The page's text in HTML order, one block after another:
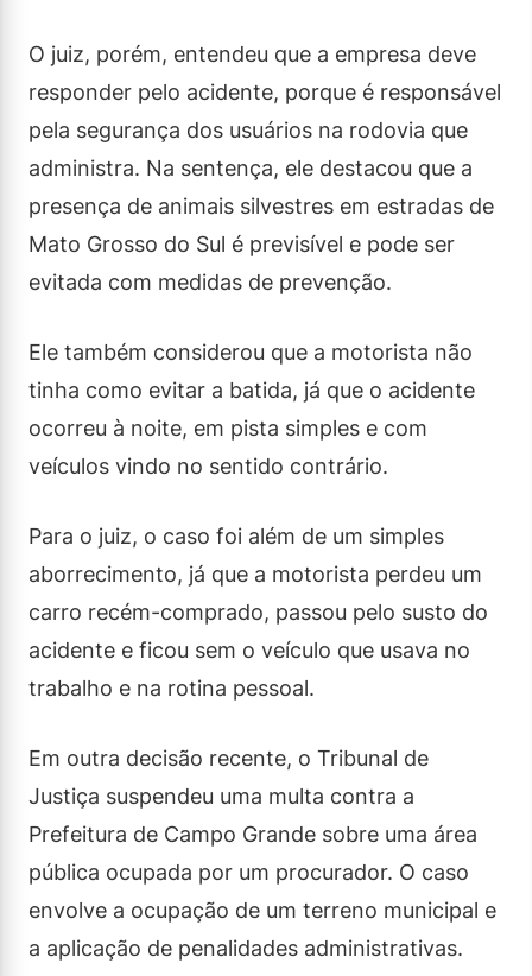
O juiz, porém, entendeu que a empresa deve
responder pelo acidente, porque é responsável
pela segurança dos usuários na rodovia que
administra. Na sentença, ele destacou que a
presença de animais silvestres em estradas de
Mato Grosso do Sul é previsível e pode ser
evitada com medidas de prevenção.
Ele também considerou que a motorista não
tinha como evitar a batida, já que o acidente
ocorreu à noite, em pista simples e com
veículos vindo no sentido contrário.
Para o juiz, o caso foi além de um simples
aborrecimento, já que a motorista perdeu um
carro recém-comprado, passou pelo susto do
acidente e ficou sem o veículo que usava no
trabalho e na rotina pessoal.
Em outra decisão recente, o Tribunal de
Justiça suspendeu uma multa contra a
Prefeitura de Campo Grande sobre uma área
pública ocupada por um procurador. O caso
envolve a ocupação de um terreno municipal e
a aplicação de penalidades administrativas.